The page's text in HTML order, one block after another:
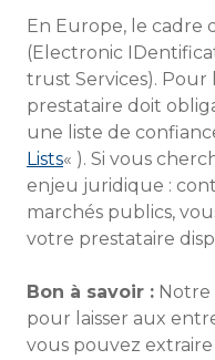
En Europe, le cadre
(Electronic
trust Services). Pour
prestataire doit
une liste de
Lists« ). Si vous
enjeu juridique :
marchés publics,
votre prestataire
Bon à savoir : Notre
pour laisser aux
vous pouvez